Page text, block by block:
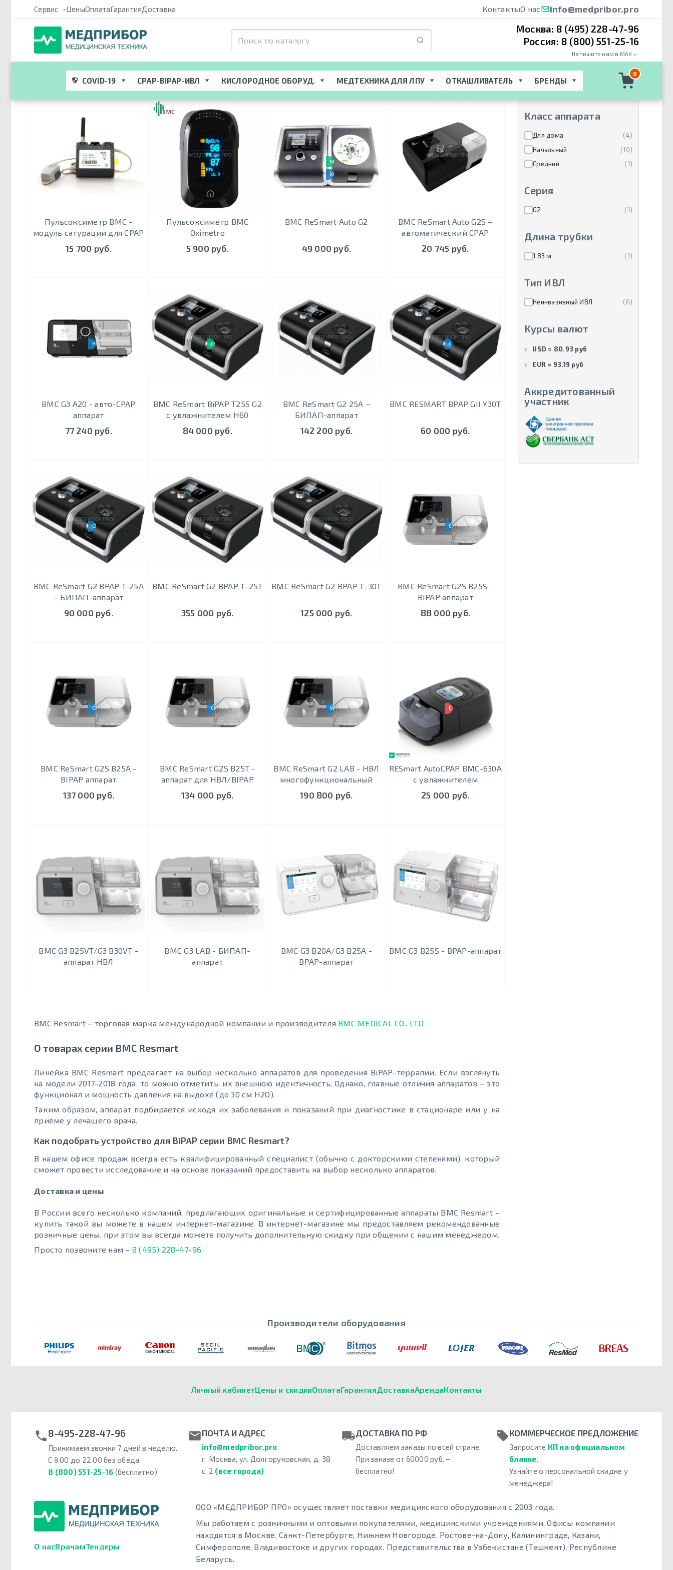
Сервис ЦеныОплатаГарантияДоставка КонтактыО нас info@medpribor.pro
Москва: 8 (495) 228-47-96
Россия: 8 (800) 551-25-16
Напишите нам в MAX ←
COVID-19 CPAP-BIPAP-ИВЛ КИСЛОРОДНОЕ ОБОРУД. МЕДТЕХНИКА ДЛЯ ЛПУ ОТКАШЛИВАТЕЛЬ БРЕНДЫ
0
Медприбор ПРО → Метки → BMC Resmart
АппаратыBMC Resmart
Пульсоксиметр BMC -
модуль сатурации для CPAP
15 700 руб.
Пульсоксиметр BMC
Oximetro
5 900 руб.
ЦЕНА-КАЧЕСТВО
ХИТ ПРОДАЖ
BMC ReSmart Auto G2
49 000 руб.
BMC ReSmart Auto G2S –
автоматический CPAP
20 745 руб.
НОВИНКА 2020 Г.
BMC G3 A20 - авто-CPAP
аппарат
77 240 руб.
ЛУЧШИЙ ВЫБОР
BMC ReSmart BiPAP T25S G2
с увлажнителем H60
84 000 руб.
BMC ReSmart G2 25A –
БИПАП-аппарат
142 200 руб.
С ДЫХ. ОБЪЁМОМ
BMC RESMART BPAP GII Y30T
60 000 руб.
CPAP, AUTOS, S
BMC ReSmart G2 BPAP T-25A
– БИПАП-аппарат
90 000 руб.
BMC ReSmart G2 BPAP Т-25T
355 000 руб.
BMC ReSmart G2 BPAP Т-30T
125 000 руб.
CPAP, S
BMC ReSmart G2S B25S -
BIPAP аппарат
88 000 руб.
CPAP, S, AUTOS
BMC ReSmart G2S B25A -
BIPAP аппарат
137 000 руб.
CPAP, S, S/T, T
BMC ReSmart G2S B25T -
аппарат для НВЛ/BIPAP
134 000 руб.
УНИВЕРСАЛЬНЫЙ
BMC ReSmart G2 LAB - НВЛ
многофункциональный
190 800 руб.
СНЯТ С ПРОИЗВОДСТВА
RESmart AutoCPAP BMC-630A
с увлажнителем
25 000 руб.
BMC G3 B25VT/G3 B30VT -
аппарат НВЛ
BMC G3 LAB - БИПАП-
аппарат
BMC G3 B20A/G3 B25A -
BPAP-аппарат
BMC G3 B25S - BPAP-аппарат
BMC Resmart – торговая марка международной компании и производителя BMC MEDICAL CO., LTD
О товарах серии BMC Resmart
Линейка BMC Resmart предлагает на выбор несколько аппаратов для проведения BiPAP-террапии. Если взглянуть
на модели 2017-2018 года, то можно отметить. их внешнюю идентичность. Однако, главные отличия аппаратов – это
функционал и мощность давления на выдохе (до 30 см H2O).
Таким образом, аппарат подбирается исходя их заболевания и показаний при диагностике в стационаре или у на
приёме у лечащего врача.
Как подобрать устройство для BiPAP серии BMC Resmart?
В нашем офисе продаж всегда есть квалифицированный специалист (обычно с докторскими степенями), который
сможет провести исследование и на основе показаний предоставить на выбор несколько аппаратов.
Доставка и цены
В России всего несколько компаний, предлагающих оригинальные и сертифицированные аппараты BMC Resmart –
купить такой вы можете в нашем интернет-магазине. В интернет-магазине мы предоставляем рекомендованные
розничные цены, при этом вы всегда можете получить дополнительную скидку при общении с нашим менеджером.
Просто позвоните нам – 8 (495) 228-47-96
Производители
BMC Medical Co., Ltd (20)
Класс аппарата
Для дома
(4)
Начальный
(10)
Средний
(1)
Серия
G2 (1)
Длина трубки
1,83 м (1)
Тип ИВЛ
Неинвазивный ИВЛ (6)
Курсы валют
USD = 80.93 руб
EUR = 93.19 руб
Аккредитованный
участник
Производители оборудования
Личный кабинетЦены и скидкиОплатаГарантияДоставкаАрендаКонтакты
8-495-228-47-96
Принимаем звонки 7 дней в неделю.
С 9.00 до 22.00 без обеда.
8 (800) 551-25-16 (бесплатно)
ПОЧТА И АДРЕС
info@medpribor.pro
г. Москва, ул. Долгоруковская, д. 38
с. 2 (все города)
ДОСТАВКА ПО РФ
Доставляем заказы по всей стране.
При заказе от 60000 руб. –
бесплатно!
КОММЕРЧЕСКОЕ ПРЕДЛОЖЕНИЕ
Запросите КП на официальном
бланке.
Узнайте о персональной скидке у
менеджера!
О насВрачамТендеры
ООО «МЕДПРИБОР ПРО» осуществляет поставки медицинского оборудования с 2003 года.
Мы работаем с розничными и оптовыми покупателями, медицинскими учреждениями. Офисы компании
находятся в Москве, Санкт-Петербурге, Нижнем Новгороде, Ростове-на-Дону, Калининграде, Казани,
Симферополе, Владивостоке и других городах. Представительства в Узбекистане (Ташкент), Республике
Беларусь.